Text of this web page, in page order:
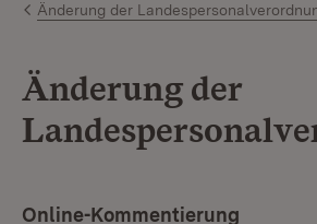
Änderung der
Änderung der
Online-Kommentierung